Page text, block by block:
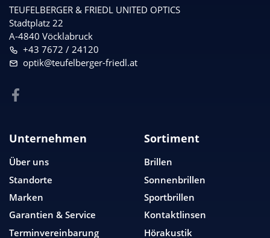
TEUFELBERGER & FRIEDL UNITED OPTICS
Stadtplatz 22
A-4840 Vöcklabruck
+43 7672 / 24120
optik@teufelberger-friedl.at
Unternehmen
Über uns
Standorte
Marken
Garantien & Service
Terminvereinbarung
Sortiment
Brillen
Sonnenbrillen
Sportbrillen
Kontaktlinsen
Hörakustik